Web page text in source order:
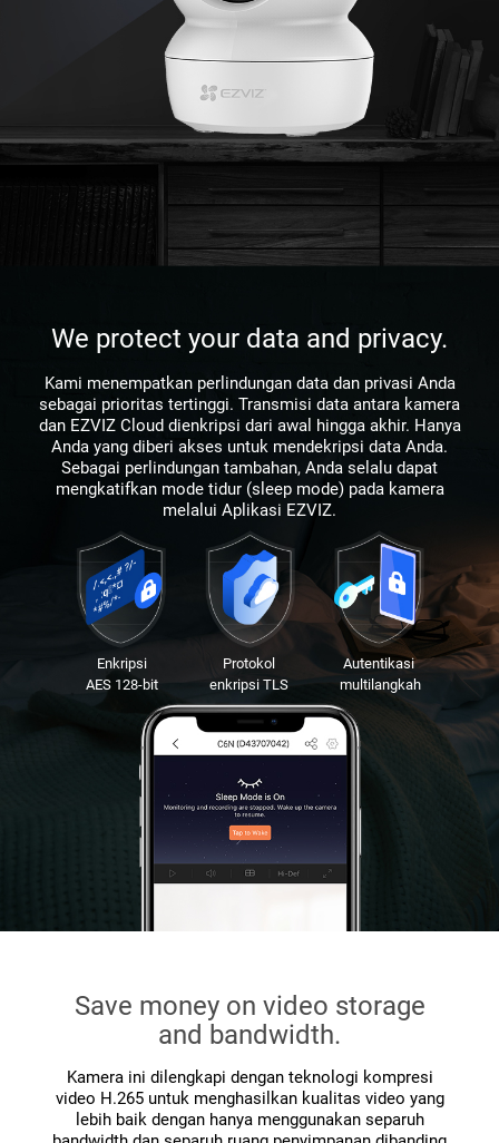
We protect your data and privacy.
Kami menempatkan perlindungan data dan privasi Anda
sebagai prioritas tertinggi. Transmisi data antara kamera
dan EZVIZ Cloud dienkripsi dari awal hingga akhir. Hanya
Anda yang diberi akses untuk mendekripsi data Anda.
Sebagai perlindungan tambahan, Anda selalu dapat
mengkatifkan mode tidur (sleep mode) pada kamera
melalui Aplikasi EZVIZ.
Enkripsi
AES 128-bit
Protokol
enkripsi TLS
Autentikasi
multilangkah
Save money on video storage
and bandwidth.
Kamera ini dilengkapi dengan teknologi kompresi
video H.265 untuk menghasilkan kualitas video yang
lebih baik dengan hanya menggunakan separuh